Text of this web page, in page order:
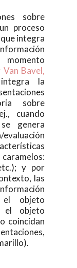
sobre
proceso
integra
Bavel,
la
sobre
cuando
genera
y por
las
el objeto
el objeto
coincidan